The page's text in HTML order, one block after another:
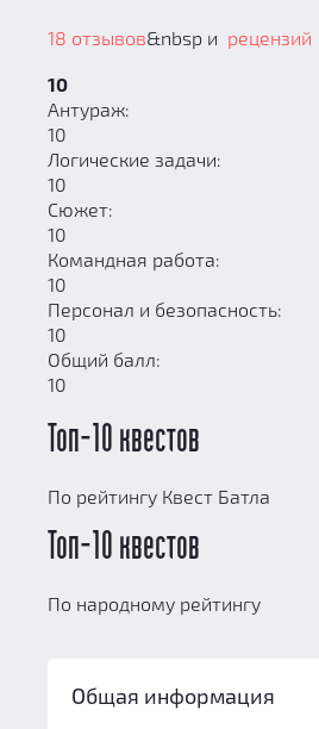
18 отзывов&nbsp и рецензий
10
Антураж:
10
Логические задачи:
10
Сюжет:
10
Командная работа:
10
Персонал и безопасность:
10
Общий балл:
10
Топ-10 квестов
По рейтингу Квест Батла
Топ-10 квестов
По народному рейтингу
Общая информация